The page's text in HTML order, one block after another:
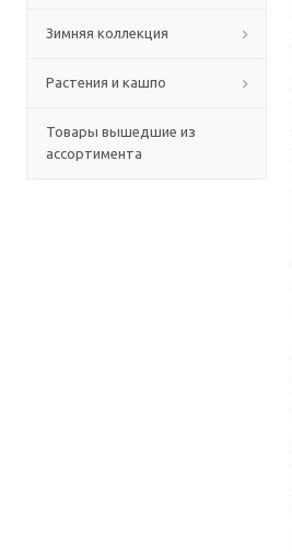
Зимняя коллекция
Растения и кашпо
Товары вышедшие из
ассортимента